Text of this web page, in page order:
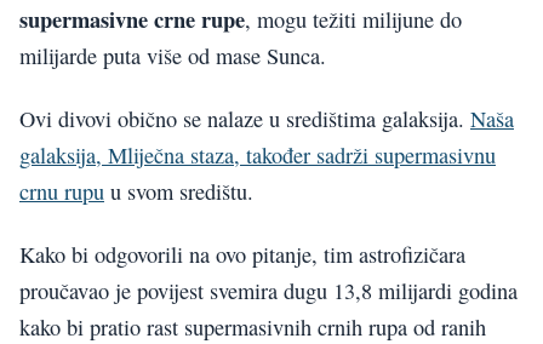
supermasivne crne rupe, mogu težiti milijune do
milijarde puta više od mase Sunca.
Ovi divovi obično se nalaze u središtima galaksija. Naša
galaksija, Mliječna staza, također sadrži supermasivnu
crnu rupu u svom središtu.
Kako bi odgovorili na ovo pitanje, tim astrofizičara
proučavao je povijest svemira dugu 13,8 milijardi godina
kako bi pratio rast supermasivnih crnih rupa od ranih